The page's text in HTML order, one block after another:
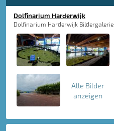
Dolfinarium Harderwijk
Dolfinarium Harderwijk Bildergalerie
Alle Bilder
anzeigen